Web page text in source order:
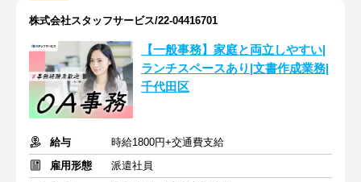
株式会社スタッフサービス/22-04416701
【一般事務】家庭と両立しやすい|
ランチスペースあり|文書作成業務|
千代田区
給与
時給1800円+交通費支給
雇用形態
派遣社員